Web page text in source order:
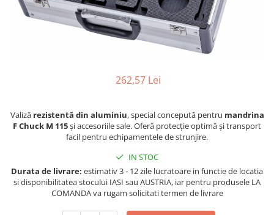
Strunguri universale cu viteza
variabila
Masini de gaurit cu angrenaj, masa
Masini de gaurit cu coloana
Masini de gaurit cu coloana si cap
Masini de gaurit cu coloana si
curea de distributie
Masini de gaurit cu masa
Masini de gaurit cu stand si
262,57 Lei
Valiză rezistentă din aluminiu, special concepută pentru mandrina
F Chuck M 115și accesoriile sale. Oferă protecție optimă și transport
facil pentru echipamentele de strunjire.
IN STOC
Durata de livrare: estimativ 3 - 12 zile lucratoare in functie de locatia
si disponibilitatea stocului IASI sau AUSTRIA, iar pentru produsele LA
COMANDA va rugam solicitati termen de livrare